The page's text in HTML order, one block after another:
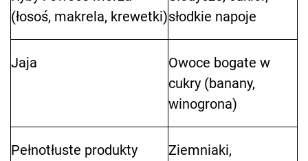
(łosoś, makrela, krewetki)słodkie napoje
Jaja
Owoce bogate w
cukry (banany,
winogrona)
Pełnotłuste produkty
Ziemniaki,